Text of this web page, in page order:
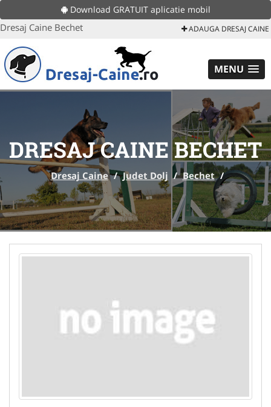
Download GRATUIT aplicatie mobil
Dresaj Caine Bechet ADAUGA DRESAJ CAINE
MENU
DRESAJ CAINE BECHET
Dresaj Caine / Judet Dolj / Bechet /